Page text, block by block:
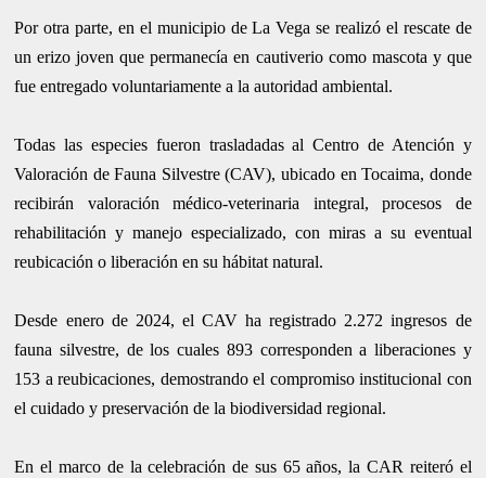
Por otra parte, en el municipio de La Vega se realizó el rescate de
un erizo joven que permanecía en cautiverio como mascota y que
fue entregado voluntariamente a la autoridad ambiental.
Todas las especies fueron trasladadas al Centro de Atención y
Valoración de Fauna Silvestre (CAV), ubicado en Tocaima, donde
recibirán valoración médico-veterinaria integral, procesos de
rehabilitación y manejo especializado, con miras a su eventual
reubicación o liberación en su hábitat natural.
Desde enero de 2024, el CAV ha registrado 2.272 ingresos de
fauna silvestre, de los cuales 893 corresponden a liberaciones y
153 a reubicaciones, demostrando el compromiso institucional con
el cuidado y preservación de la biodiversidad regional.
En el marco de la celebración de sus 65 años, la CAR reiteró el